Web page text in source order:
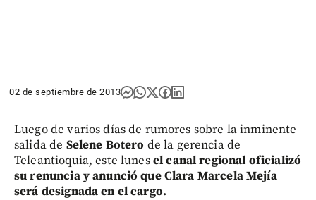
02 de septiembre de 2013
Luego de varios días de rumores sobre la inminente
salida de Selene Botero de la gerencia de
Teleantioquia, este lunesel canal regional oficializó
su renuncia y anunció que Clara Marcela Mejía
será designada en el cargo.